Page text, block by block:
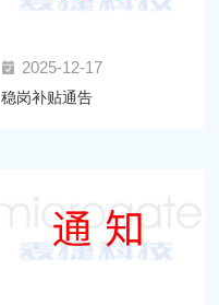
2025-12-17
稳岗补贴通告